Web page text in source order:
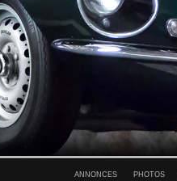
ANNONCES PHOTOS